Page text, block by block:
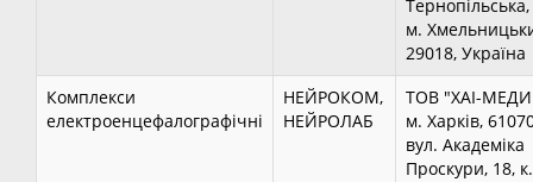
м.
29018, Україна
Комплекси
електроенцефалографічні
НЕЙРОКОМ,
НЕЙРОЛАБ
ТОВ "ХАІ-
м. Харків,
вул. Академіка
Проскури, 18,